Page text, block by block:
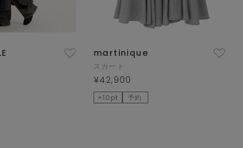
martinique
スカート
¥42,900
×10pt 予約